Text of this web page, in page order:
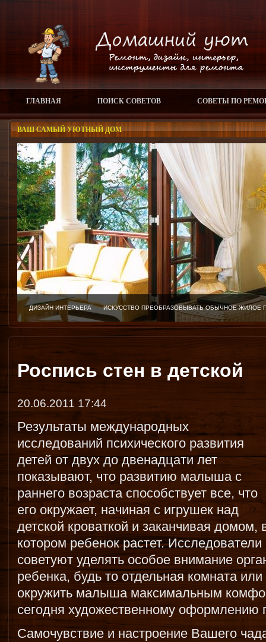
ГЛАВНАЯ ПОИСК СОВЕТОВ СОВЕТЫ ПО
ВАШ САМЫЙ УЮТНЫЙ ДОМ
ДИЗАЙН ИНТЕРЬЕРА ИСКУССТВО ПРЕОБРАЗОВЫВАТЬ ОБЫЧНОЕ
Роспись стен в детской
20.06.2011 17:44
Результаты международных
исследований психического развития
детей от двух до двенадцати лет
показывают, что развитию малыша с
раннего возраста способствует все, что
его окружает, начиная с игрушек над
детской кроваткой и заканчивая домом,
котором ребенок растет. Исследователи
советуют уделять особое внимание
ребенка, будь то отдельная комната или
окружить малыша максимальным
сегодня художественному оформлению
Самочувствие и настроение Вашего